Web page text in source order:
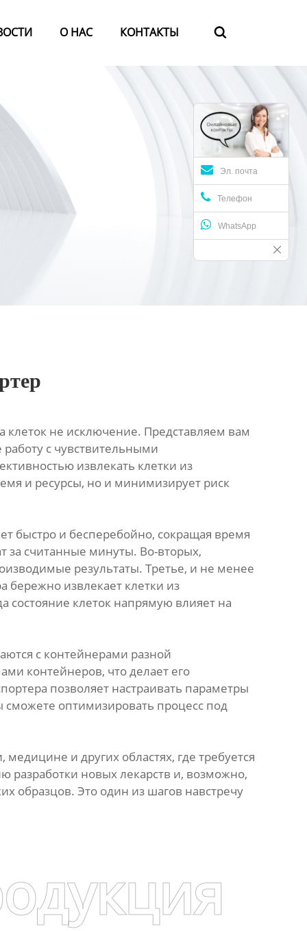
О HАС КОНТАКТЫ 
Эл. почта
Телефон
WhatsApp
клеток не исключение. Представляем вам
с чувствительными
извлекать клетки из
и ресурсы, но и минимизирует риск
быстро и бесперебойно, сокращая время
за считанные минуты. Во-вторых,
результаты. Третье, и не менее
бережно извлекает клетки из
состояние клеток напрямую влияет на
с контейнерами разной
контейнеров, что делает его
позволяет настраивать параметры
сможете оптимизировать процесс под
и других областях, где требуется
разработки новых лекарств и, возможно,
образцов. Это один из шагов навстречу